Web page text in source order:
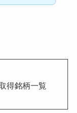
得銘柄一覧